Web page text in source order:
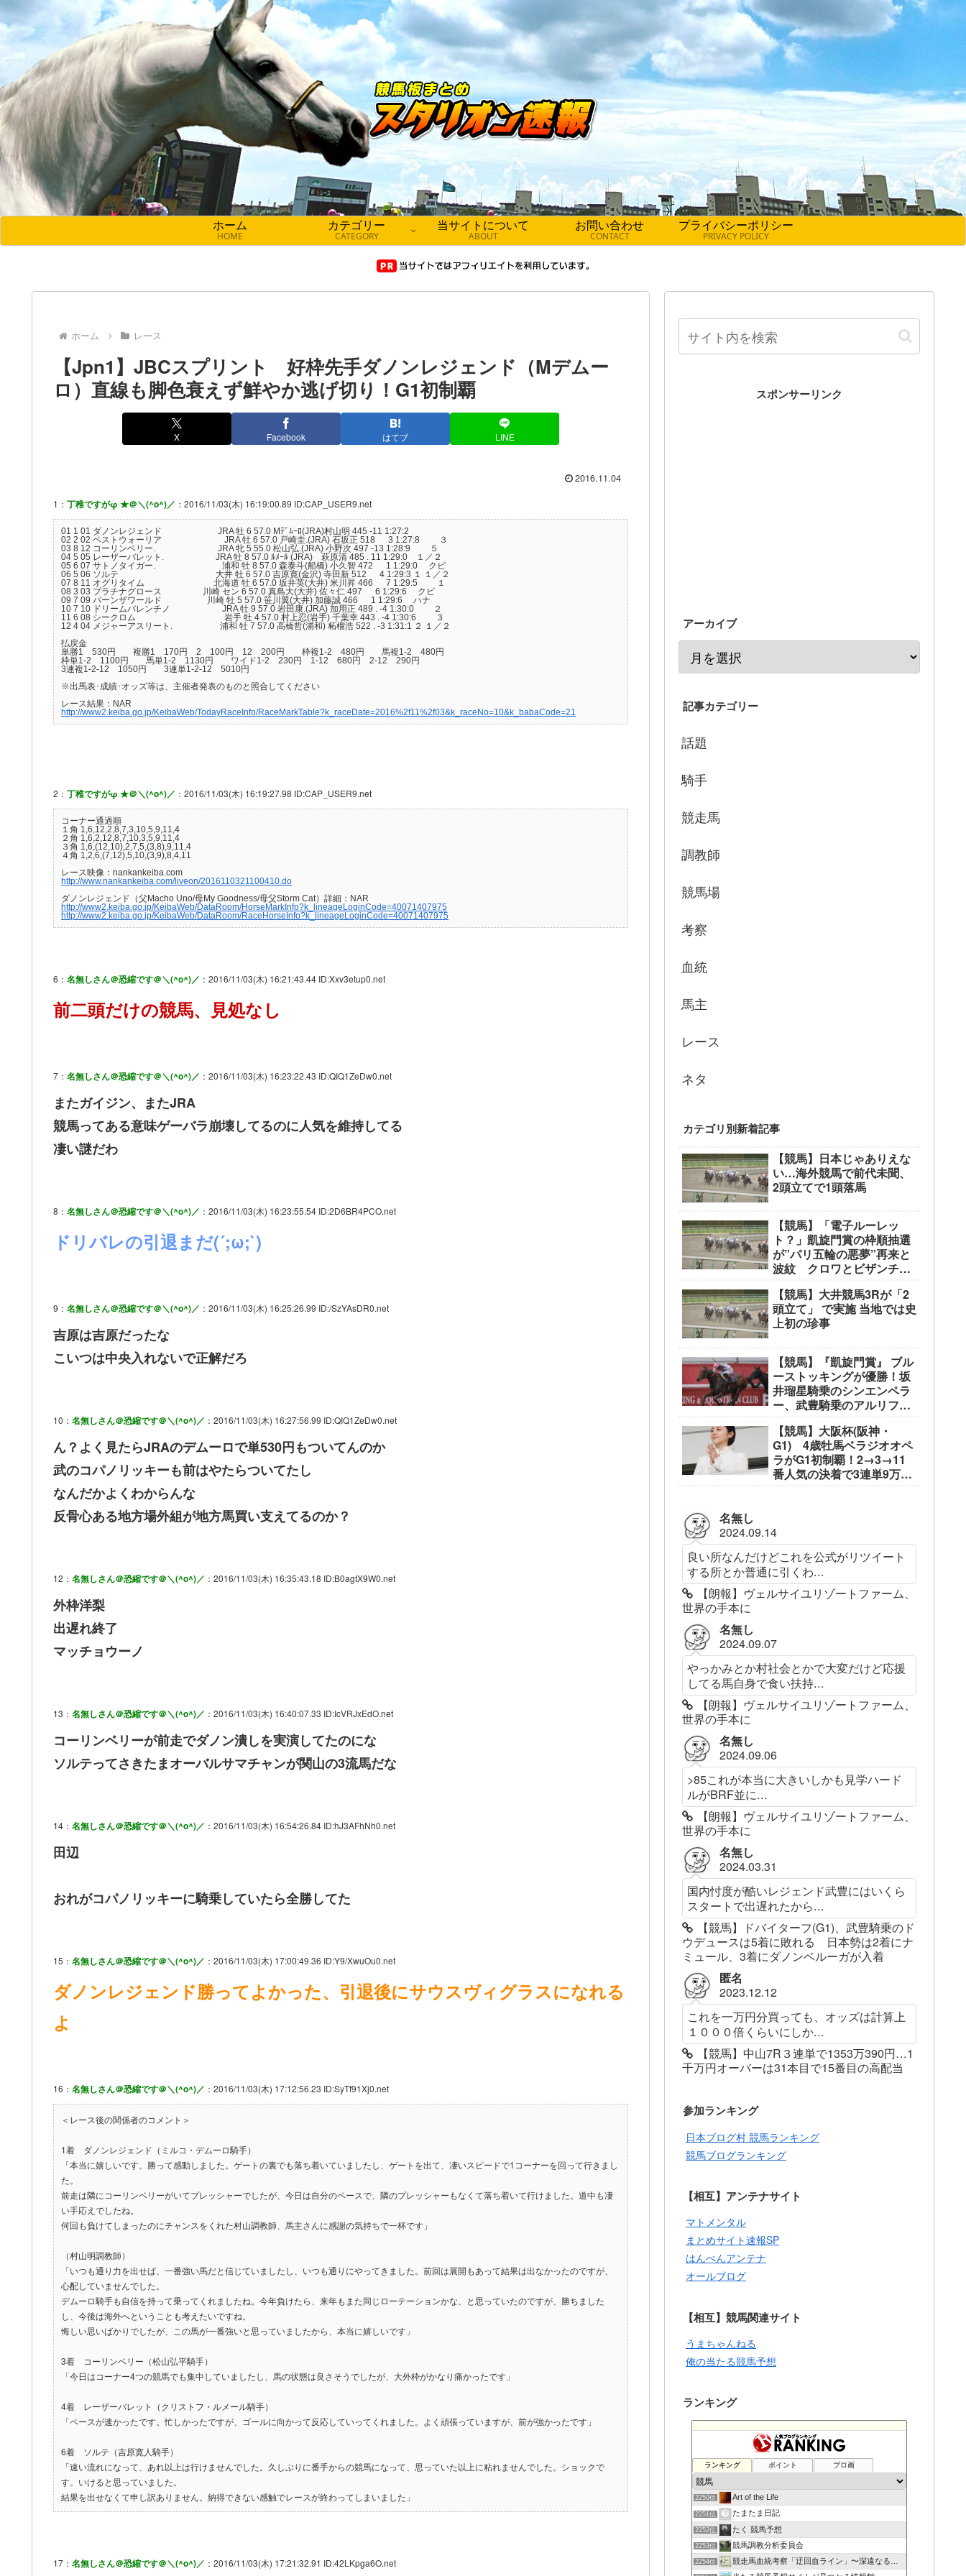
ホーム
HOME
カテゴリー
CATEGORY
当サイトについて
ABOUT
お問い合わせ
CONTACT
プライバシーポリシー
PRIVACY POLICY
ホーム レース
【Jpn1】JBCスプリント 好枠先手ダノンレジェンド（Mデムー
ロ）直線も脚色衰えず鮮やか逃げ切り！G1初制覇
X Facebook はてブ LINE
2016.11.04
1： 丁稚ですがφ ★＠＼(^o^)／ ：2016/11/03(木) 16:19:00.89 ID:CAP_USER9.net
01 1 01 ダノンレジェンド JRA 牡 6 57.0 Mﾃﾞﾑｰﾛ(JRA)村山明 445 -11 1:27:2
02 2 02 ベストウォーリア JRA 牡 6 57.0 戸崎圭.(JRA) 石坂正 518 3 1:27:8 ３
03 8 12 コーリンベリー. JRA 牝 5 55.0 松山弘.(JRA) 小野次 497 -13 1:28:9 ５
04 5 05 レーザーバレット. JRA 牡 8 57.0 ﾙﾒｰﾙ (JRA) 萩原清 485 . 11 1:29:0 １／２
05 6 07 サトノタイガー. 浦和 牡 8 57.0 森泰斗(船橋) 小久智 472 1 1:29:0 クビ
06 5 06 ソルテ 大井 牡 6 57.0 吉原寛(金沢) 寺田新 512 4 1:29:3 １ １／２
07 8 11 オグリタイム 北海道 牡 6 57.0 坂井英(大井) 米川昇 466 7 1:29:5 １
08 3 03 プラチナグロース 川崎 セン 6 57.0 真島大(大井) 佐々仁 497 6 1:29:6 クビ
09 7 09 バーンザワールド 川崎 牡 5 57.0 笹川翼(大井) 加藤誠 466 1 1:29:6 ハナ
10 7 10 ドリームバレンチノ JRA 牡 9 57.0 岩田康.(JRA) 加用正 489 . -4 1:30:0 ２
11 6 08 シークロム 岩手 牡 4 57.0 村上忍(岩手) 千葉幸 443 . -4 1:30:6 ３
12 4 04 メジャーアスリート. 浦和 牡 7 57.0 高橋哲(浦和) 柘榴浩 522 . -3 1:31:1 ２ １／２
払戻金
単勝1 530円 複勝1 170円 2 100円 12 200円 枠複1-2 480円 馬複1-2 480円
枠単1-2 1100円 馬単1-2 1130円 ワイド1-2 230円 1-12 680円 2-12 290円
3連複1-2-12 1050円 3連単1-2-12 5010円
※出馬表･成績･オッズ等は、主催者発表のものと照合してください
レース結果：NAR
http://www2.keiba.go.jp/KeibaWeb/TodayRaceInfo/RaceMarkTable?k_raceDate=2016%2f11%2f03&k_raceNo=10&k_babaCode=21
2： 丁稚ですがφ ★＠＼(^o^)／ ：2016/11/03(木) 16:19:27.98 ID:CAP_USER9.net
コーナー通過順
１角 1,6,12,2,8,7,3,10,5,9,11,4
２角 1,6,2,12,8,7,10,3,5,9,11,4
３角 1,6,(12,10),2,7,5,(3,8),9,11,4
４角 1,2,6,(7,12),5,10,(3,9),8,4,11
レース映像：nankankeiba.com
http://www.nankankeiba.com/liveon/2016110321100410.do
ダノンレジェンド（父Macho Uno/母My Goodness/母父Storm Cat）詳細：NAR
http://www2.keiba.go.jp/KeibaWeb/DataRoom/HorseMarkInfo?k_lineageLoginCode=40071407975
http://www2.keiba.go.jp/KeibaWeb/DataRoom/RaceHorseInfo?k_lineageLoginCode=40071407975
6： 名無しさん＠恐縮です＠＼(^o^)／ ：2016/11/03(木) 16:21:43.44 ID:Xxv3etup0.net
前二頭だけの競馬、見処なし
7： 名無しさん＠恐縮です＠＼(^o^)／ ：2016/11/03(木) 16:23:22.43 ID:QIQ1ZeDw0.net
またガイジン、またJRA
競馬ってある意味ゲーバラ崩壊してるのに人気を維持してる
凄い謎だわ
8： 名無しさん＠恐縮です＠＼(^o^)／ ：2016/11/03(木) 16:23:55.54 ID:2D6BR4PCO.net
ドリバレの引退まだ(´;ω;`)
9： 名無しさん＠恐縮です＠＼(^o^)／ ：2016/11/03(木) 16:25:26.99 ID:/SzYAsDR0.net
吉原は吉原だったな
こいつは中央入れないで正解だろ
10： 名無しさん＠恐縮です＠＼(^o^)／ ：2016/11/03(木) 16:27:56.99 ID:QIQ1ZeDw0.net
ん？よく見たらJRAのデムーロで単530円もついてんのか
武のコパノリッキーも前はやたらついてたし
なんだかよくわからんな
反骨心ある地方場外組が地方馬買い支えてるのか？
12： 名無しさん＠恐縮です＠＼(^o^)／ ：2016/11/03(木) 16:35:43.18 ID:B0agtX9W0.net
外枠洋梨
出遅れ終了
マッチョウーノ
13： 名無しさん＠恐縮です＠＼(^o^)／ ：2016/11/03(木) 16:40:07.33 ID:IcVRJxEdO.net
コーリンベリーが前走でダノン潰しを実演してたのにな
ソルテってさきたまオーバルサマチャンが関山の3流馬だな
14： 名無しさん＠恐縮です＠＼(^o^)／ ：2016/11/03(木) 16:54:26.84 ID:hJ3AFhNh0.net
田辺
おれがコパノリッキーに騎乗していたら全勝してた
15： 名無しさん＠恐縮です＠＼(^o^)／ ：2016/11/03(木) 17:00:49.36 ID:Y9/XwuOu0.net
ダノンレジェンド勝ってよかった、引退後にサウスヴィグラスになれる
よ
16： 名無しさん＠恐縮です＠＼(^o^)／ ：2016/11/03(木) 17:12:56.23 ID:SyTf91Xj0.net
＜レース後の関係者のコメント＞
1着 ダノンレジェンド（ミルコ・デムーロ騎手）
「本当に嬉しいです。勝って感動しました。ゲートの裏でも落ち着いていましたし、ゲートを出て、凄いスピードで1コーナーを回って行きまし
た。
前走は隣にコーリンベリーがいてプレッシャーでしたが、今日は自分のペースで、隣のプレッシャーもなくて落ち着いて行けました。道中も凄
い手応えでしたね。
何回も負けてしまったのにチャンスをくれた村山調教師、馬主さんに感謝の気持ちで一杯です」
（村山明調教師）
「いつも通り力を出せば、一番強い馬だと信じていましたし、いつも通りにやってきました。前回は展開もあって結果は出なかったのですが、
心配していませんでした。
デムーロ騎手も自信を持って乗ってくれましたね。今年負けたら、来年もまた同じローテーションかな、と思っていたのですが、勝ちました
し、今後は海外へということも考えたいですね。
悔しい思いばかりでしたが、この馬が一番強いと思っていましたから、本当に嬉しいです」
3着 コーリンベリー（松山弘平騎手）
「今日はコーナー4つの競馬でも集中していましたし、馬の状態は良さそうでしたが、大外枠がかなり痛かったです」
4着 レーザーバレット（クリストフ・ルメール騎手）
「ペースが速かったです。忙しかったですが、ゴールに向かって反応していってくれました。よく頑張っていますが、前が強かったです」
6着 ソルテ（吉原寛人騎手）
「速い流れになって、あれ以上は行けませんでした。久しぶりに番手からの競馬になって、思っていた以上に粘れませんでした。ショックで
す。いけると思っていました。
結果を出せなくて申し訳ありません。納得できない感触でレースが終わってしまいました」
17： 名無しさん＠恐縮です＠＼(^o^)／ ：2016/11/03(木) 17:21:32.91 ID:42LKpga6O.net
スポンサーリンク
アーカイブ
記事カテゴリー
話題
騎手
競走馬
調教師
競馬場
考察
血統
馬主
レース
ネタ
カテゴリ別新着記事
【競馬】日本じゃありえな
い…海外競馬で前代未聞、
2頭立てで1頭落馬
【競馬】「電子ルーレッ
ト？」凱旋門賞の枠順抽選
が”パリ五輪の悪夢”再来と
波紋 クロワとビザンチン
【競馬】大井競馬3Rが「2
頭立て」 で実施 当地では史
上初の珍事
【競馬】『凱旋門賞』 ブル
ーストッキングが優勝！坂
井瑠星騎乗のシンエンペラ
ー、武豊騎乗のアルリファ
【競馬】大阪杯(阪神・
G1) 4歳牡馬ベラジオオペ
ラがG1初制覇！2→3→11
番人気の決着で3連単9万
名無し
2024.09.14
良い所なんだけどこれを公式がリツイート
する所とか普通に引くわ...
【朗報】ヴェルサイユリゾートファーム、
世界の手本に
名無し
2024.09.07
やっかみとか村社会とかで大変だけど応援
してる馬自身で食い扶持...
【朗報】ヴェルサイユリゾートファーム、
世界の手本に
名無し
2024.09.06
>85これが本当に大きいしかも見学ハード
ルがBRF並に...
【朗報】ヴェルサイユリゾートファーム、
世界の手本に
名無し
2024.03.31
国内忖度が酷いレジェンド武豊にはいくら
スタートで出遅れたから...
【競馬】ドバイターフ(G1)、武豊騎乗のド
ウデュースは5着に敗れる 日本勢は2着にナ
ミュール、3着にダノンベルーガが入着
匿名
2023.12.12
これを一万円分買っても、オッズは計算上
１０００倍くらいにしか...
【競馬】中山7R３連単で1353万390円…1
千万円オーバーは31本目で15番目の高配当
参加ランキング
日本ブログ村 競馬ランキング
競馬ブログランキング
【相互】アンテナサイト
マトメンタル
まとめサイト速報SP
はんぺんアンテナ
オールブログ
【相互】競馬関連サイト
うまちゃんねる
俺の当たる競馬予想
ランキング
ランキング ポイント ブロ画
2250位 Art of the Life
2251位 たまたま日記
2252位 たく 競馬予想
2253位 競馬調教分析委員会
2254位 競走馬血統考察「迂回血ライン」〜深遠なる血の連鎖〜